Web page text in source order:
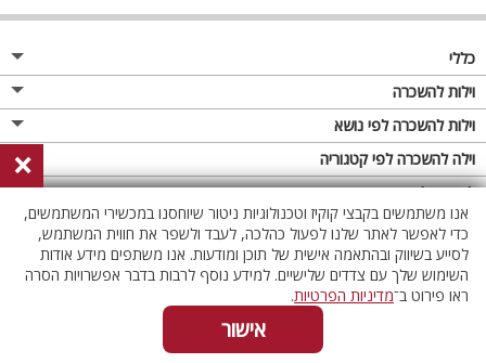
כללי
מגזין
פרסום באתר
תקנון
מדיניות פרטיות
וילות להשכרה
וילות בצפון
וילות במרכז
וילות בדרום
וילות באילת
וילות בשרון
וילות באזור החרמון
וילות להשכרה לפי נושא
וילה לזוגות
וילות למשפחות
וילות לציבור הדתי
אירוח דרוזי
וילות למסיבות
וילה להשכרה לפי קטגוריה
וילות עם בריכה
וילה עם בריכה מחוממת
וילה עם בריכה מחוממת מקורה
וילות עם סאונה
לופטים להשכרה
לופט
לופטים בצפון
לופטים בדרום
×
אנו משתמשים בקבצי קוקיז וטכנולוגיות ניטור שיוחסנו במכשירי המשתמשים,
כדי לאפשר לאתר שלנו לפעול כהלכה, לעבד ולשפר את חווית המשתמש,
לסייע בשיווק ובהתאמה אישית של תוכן ומודעות. אנו משתפים מידע אודות
השימוש שלך עם צדדים שלישיים. למידע נוסף לרבות בדבר אפשרויות הסרה
ראו פירוט ב־מדיניות הפרטיות.
אישור